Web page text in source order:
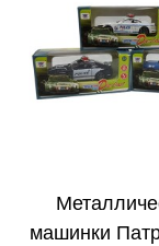
машинки